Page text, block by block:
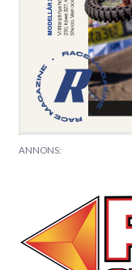
ANNONS: